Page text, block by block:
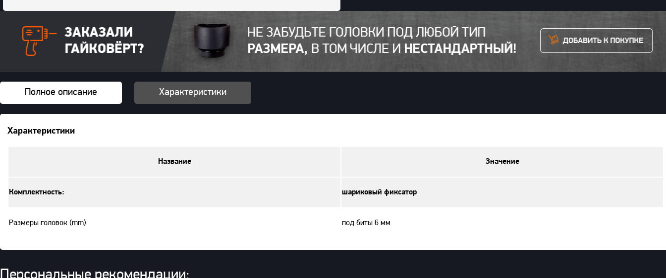
Полное описание Характеристики
Характеристики
Название Значение
Комплектность: шариковый фиксатор
Размеры головок (mm) под биты 6 мм